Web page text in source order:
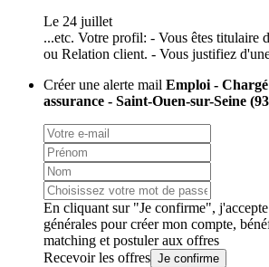
Le 24 juillet
...etc. Votre profil: - Vous êtes titulaire
ou Relation client. - Vous justifiez
Créer une alerte mail Emploi -
assurance - Saint-Ouen-sur-Seine
En cliquant sur "Je confirme",
générales pour créer mon compte,
matching et postuler aux offres
Recevoir les offres Je confirme